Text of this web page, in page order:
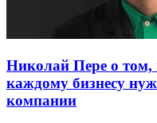
Николай Пере о том,
каждому бизнесу
компании